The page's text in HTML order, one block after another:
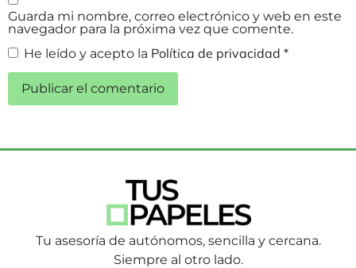
Guarda mi nombre, correo electrónico y web en este
navegador para la próxima vez que comente.
He leído y acepto la Política de privacidad *
Tu asesoría de autónomos, sencilla y cercana.
Siempre al otro lado.